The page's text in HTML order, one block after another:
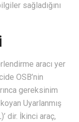
sağladığını
aracı yer
OSB’nin
gereksinim
Uyarlanmış
dir. İkinci araç,